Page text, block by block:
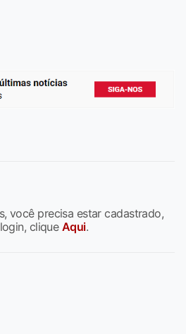
você precisa estar cadastrado,
clique Aqui.